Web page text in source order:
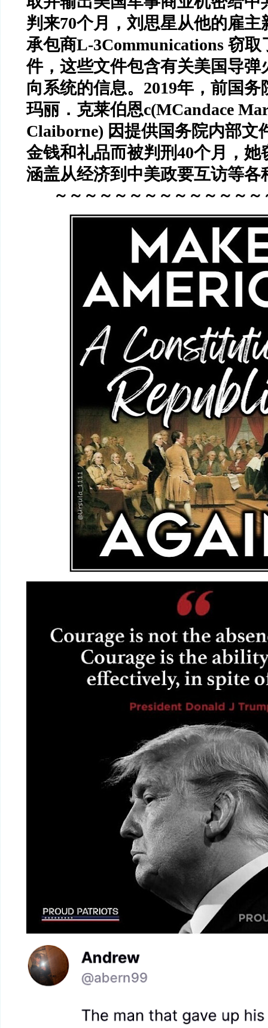
判来70个月，刘思星从他的雇主
承包商L-3Communications 窃取
件，这些文件包含有关美国导弹
向系统的信息。 2019年，前国务
玛丽．克莱伯恩c(MCandace
Claiborne) 因提供国务院内部文
金钱和礼品而被判刑40个月，她
涵盖从经济到中美政要互访等各
～～～～～～～～～～～～～